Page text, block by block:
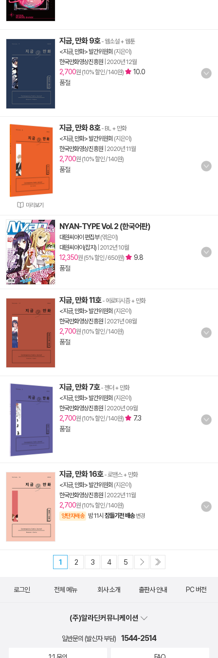
지금, 만화 9호- 웹소설 + 웹툰
<지금, 만화> 발간위원회 (지은이)
한국만화영상진흥원 2020년 12월
2,700원 (10% 할인 / 140원)
10.0
품절
미리보기
지금, 만화 8호- BL + 만화
<지금, 만화> 발간위원회 (지은이)
한국만화영상진흥원 2020년 11월
2,700원 (10% 할인 / 140원)
품절
NYAN-TYPE Vol. 2 (한국어판)
대원씨아이 편집부(엮은이)
대원씨아이(잡지) 2012년 10월
12,350원 (5% 할인 / 650원)
9.8
품절
지금, 만화 11호- 에로티시즘 + 만화
<지금, 만화> 발간위원회 (지은이)
한국만화영상진흥원 2021년 08월
2,700원 (10% 할인 / 140원)
품절
지금, 만화 7호- 젠더 + 만화
<지금, 만화> 발간위원회 (지은이)
한국만화영상진흥원 2020년 09월
2,700원 (10% 할인 / 140원)
7.3
품절
지금, 만화 16호- 로맨스 + 만화
<지금, 만화> 발간위원회 (지은이)
한국만화영상진흥원 2022년 11월
2,700원 (10% 할인 / 140원)
양탄자배송 밤 11시 잠들기전 배송 변경
1 2 3 4 5
로그인 전체 메뉴 회사 소개 출판사 안내 PC 버전
(주)알라딘커뮤니케이션
일반문의 (발신자 부담) 1544-2514